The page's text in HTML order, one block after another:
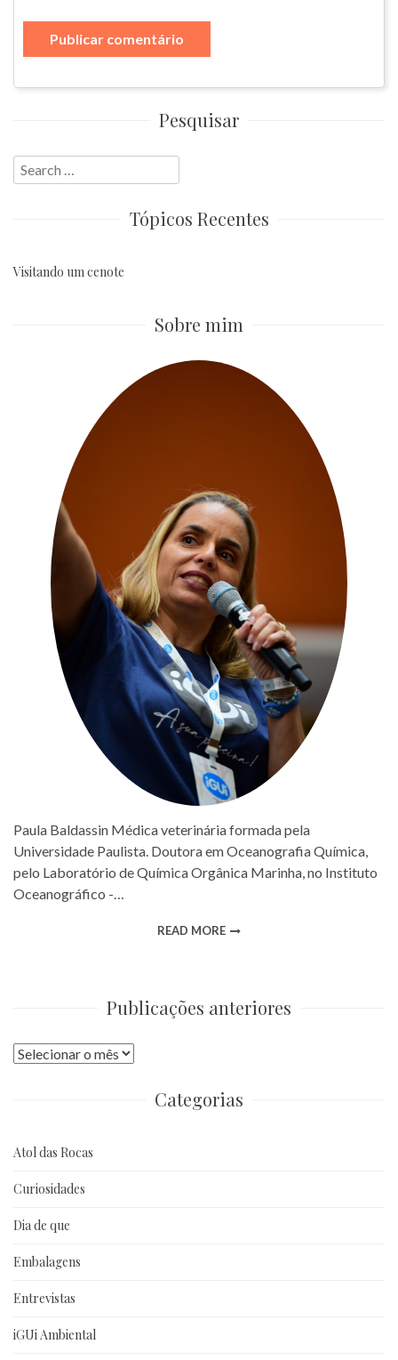
Pesquisar
Search
for:
Tópicos Recentes
Visitando um cenote
Sobre mim
Paula Baldassin Médica veterinária formada pela
Universidade Paulista. Doutora em Oceanografia Química,
pelo Laboratório de Química Orgânica Marinha, no Instituto
Oceanográfico -…
READ MORE
Publicações anteriores
Publicações
Categorias
Atol das Rocas
Curiosidades
Dia de que
Embalagens
Entrevistas
iGUi Ambiental